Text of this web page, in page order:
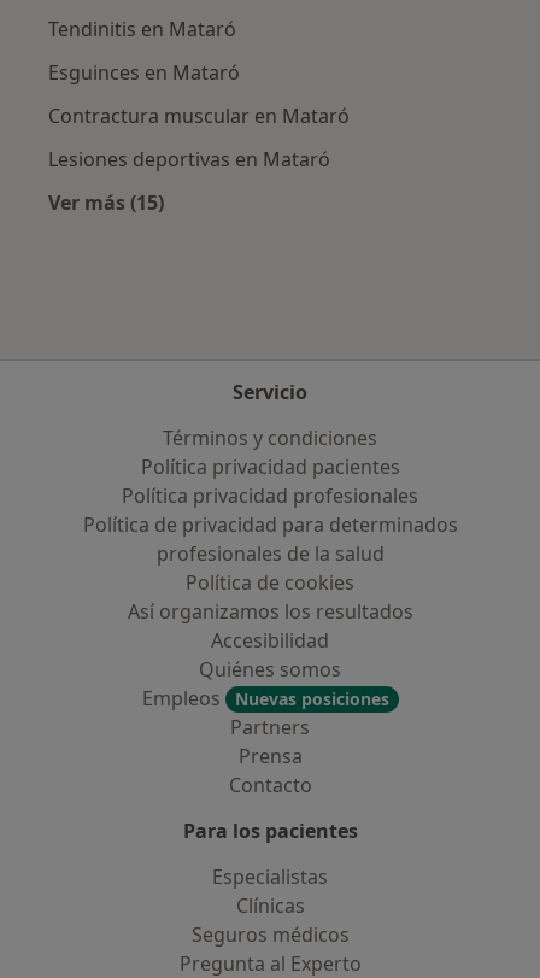
Tendinitis en Mataró
Esguinces en Mataró
Contractura muscular en Mataró
Lesiones deportivas en Mataró
Ver más (15)
Servicio
Términos y condiciones
Política privacidad pacientes
Política privacidad profesionales
Política de privacidad para determinados
profesionales de la salud
Política de cookies
Así organizamos los resultados
Accesibilidad
Quiénes somos
Empleos
Nuevas posiciones
Partners
Prensa
Contacto
Para los pacientes
Especialistas
Clínicas
Seguros médicos
Pregunta al Experto